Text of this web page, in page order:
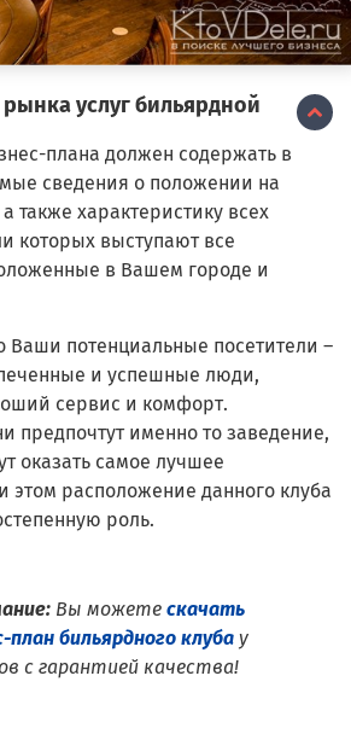
услуг бильярдной
плана должен содержать в
сведения о положении на
также характеристику всех
которых выступают все
в Вашем городе и
Ваши потенциальные посетители –
и успешные люди,
сервис и комфорт.
предпочтут именно то заведение,
оказать самое лучшее
этом расположение данного клуба
роль.
Вы можете скачать
бильярдного клуба у
с гарантией качества!